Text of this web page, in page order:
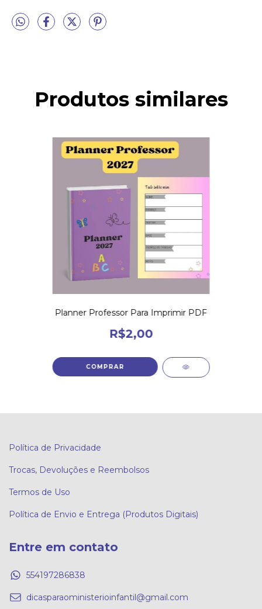
Produtos similares
Planner Professor Para Imprimir PDF
R$2,00
Política de Privacidade
Trocas, Devoluções e Reembolsos
Termos de Uso
Política de Envio e Entrega (Produtos Digitais)
Entre em contato
554197286838
dicasparaoministerioinfantil@gmail.com